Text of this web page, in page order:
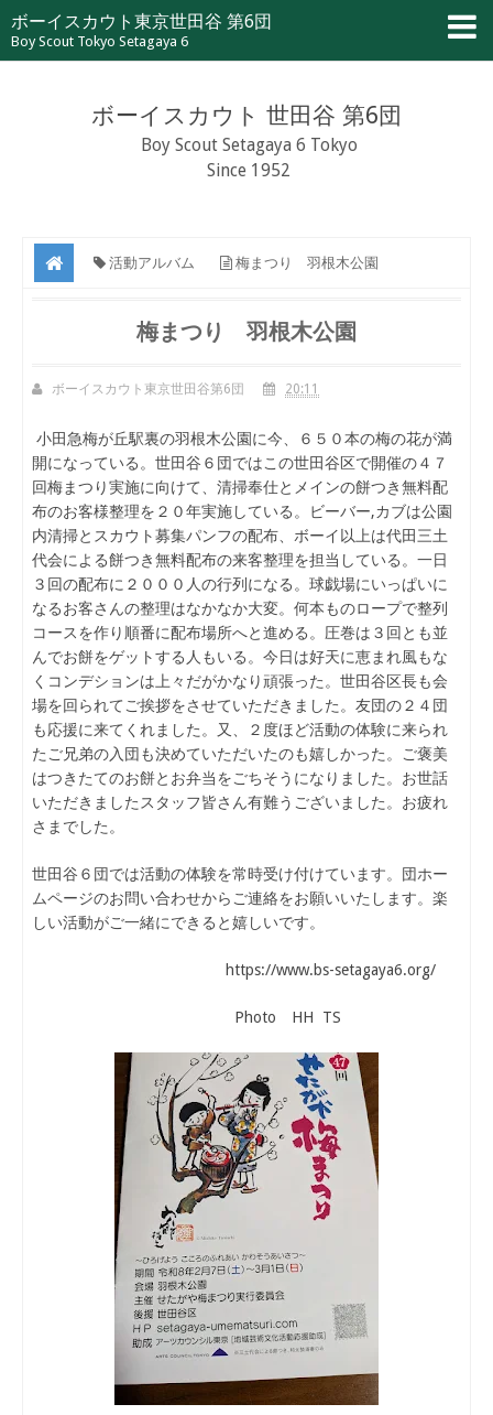
ボーイスカウト東京世田谷 第6団
Boy Scout Tokyo Setagaya 6
ボーイスカウト 世田谷 第6団
Boy Scout Setagaya 6 Tokyo
Since 1952
活動アルバム 梅まつり 羽根木公園
梅まつり 羽根木公園
ボーイスカウト東京世田谷第6団 20:11
小田急梅が丘駅裏の羽根木公園に今、６５０本の梅の花が満
開になっている。世田谷６団ではこの世田谷区で開催の４７
回梅まつり実施に向けて、清掃奉仕とメインの餅つき無料配
布のお客様整理を２０年実施している。ビーバー,カブは公園
内清掃とスカウト募集パンフの配布、ボーイ以上は代田三土
代会による餅つき無料配布の来客整理を担当している。一日
３回の配布に２０００人の行列になる。球戯場にいっぱいに
なるお客さんの整理はなかなか大変。何本ものロープで整列
コースを作り順番に配布場所へと進める。圧巻は３回とも並
んでお餅をゲットする人もいる。今日は好天に恵まれ風もな
くコンデションは上々だがかなり頑張った。世田谷区長も会
場を回られてご挨拶をさせていただきました。友団の２４団
も応援に来てくれました。又、２度ほど活動の体験に来られ
たご兄弟の入団も決めていただいたのも嬉しかった。ご褒美
はつきたてのお餅とお弁当をごちそうになりました。お世話
いただきましたスタッフ皆さん有難うございました。お疲れ
さまでした。
世田谷６団では活動の体験を常時受け付けています。団ホー
ムページのお問い合わせからご連絡をお願いいたします。楽
しい活動がご一緒にできると嬉しいです。
https://www.bs-setagaya6.org/
Photo HH TS